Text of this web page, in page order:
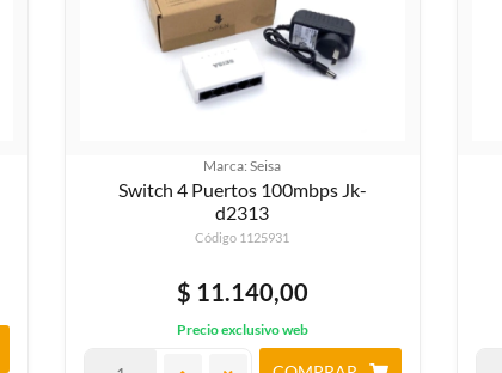
Marca: Noganet
Extensor De Rango 300mbps
Nga-rep3
Código 1125069
$ 17.730,00
Precio exclusivo web